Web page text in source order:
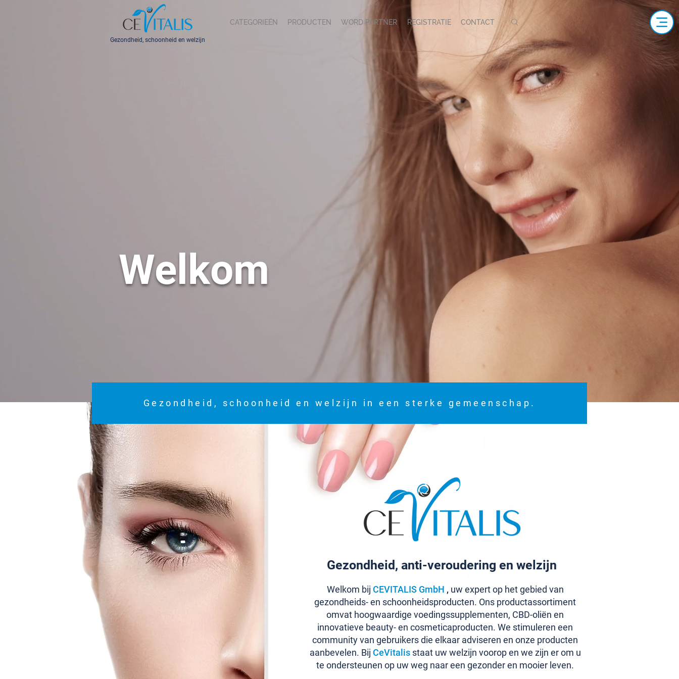
Gezondheid, schoonheid en welzijn
CATEGORIEËN PRODUCTEN WORD PARTNER REGISTRATIE CONTACT
Welkom
Gezondheid, schoonheid en welzijn in een sterke gemeenschap.
Gezondheid, anti-veroudering en welzijn
Welkom bij CEVITALIS GmbH ,uw expert op het gebied van
gezondheids- en schoonheidsproducten. Ons productassortiment
omvat hoogwaardige voedingssupplementen, CBD-oliën en
innovatieve beauty- en cosmeticaproducten. We stimuleren een
community van gebruikers die elkaar adviseren en onze producten
aanbevelen. Bij CeVitalisstaat uw welzijn voorop en we zijn er om u
te ondersteunen op uw weg naar een gezonder en mooier leven.